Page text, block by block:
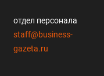
отдел персонала
staff@business-
gazeta.ru